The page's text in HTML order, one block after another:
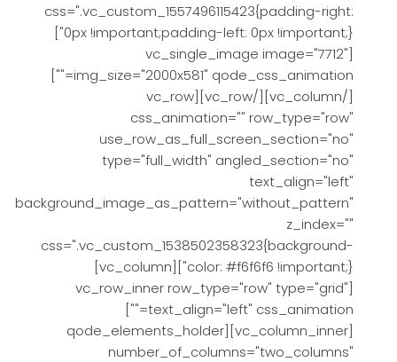
css=".vc_custom_1557496115423{padding-right:
0px !important;padding-left: 0px !important;}"]
[vc_single_image image="7712"
img_size="2000x581" qode_css_animation=""]
[/vc_column][/vc_row][vc_row
css_animation="" row_type="row"
use_row_as_full_screen_section="no"
type="full_width" angled_section="no"
text_align="left"
background_image_as_pattern="without_pattern"
z_index=""
css=".vc_custom_1538502358323{background-
color: #f6f6f6 !important;}"][vc_column]
[vc_row_inner row_type="row" type="grid"
text_align="left" css_animation=""]
[vc_column_inner][qode_elements_holder
number_of_columns="two_columns"